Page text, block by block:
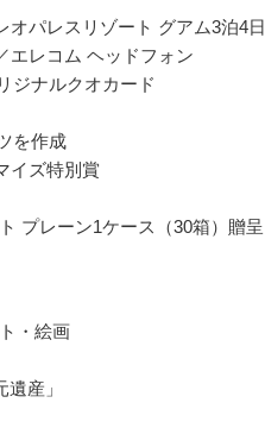
パレスリゾート グアム3泊4
レコム ヘッドフォン
ジナルクオカード
を作成
イズ特別賞
プレーン1ケース（30箱）贈呈
・絵画
産」